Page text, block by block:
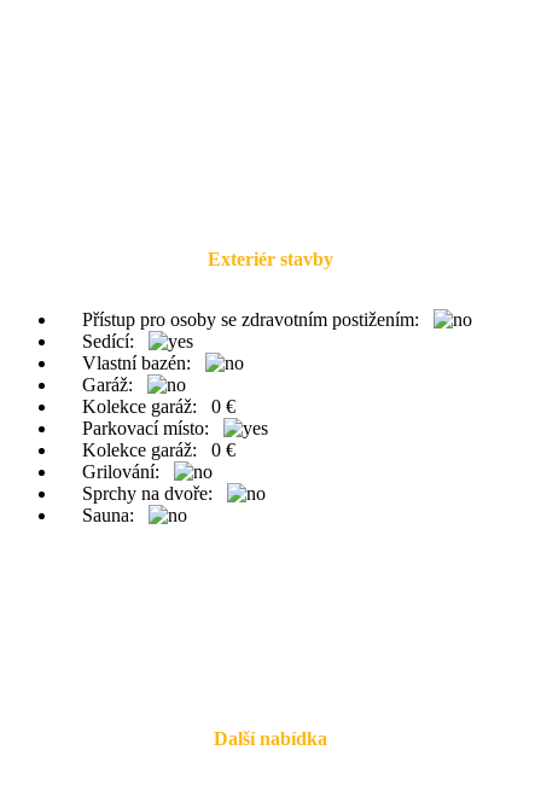
Exteriér stavby
Přístup pro osoby se zdravotním postižením:
Sedící:
Vlastní bazén:
Garáž:
Kolekce garáž: 0 €
Parkovací místo:
Kolekce garáž: 0 €
Grilování:
Sprchy na dvoře:
Sauna:
Další nabídka